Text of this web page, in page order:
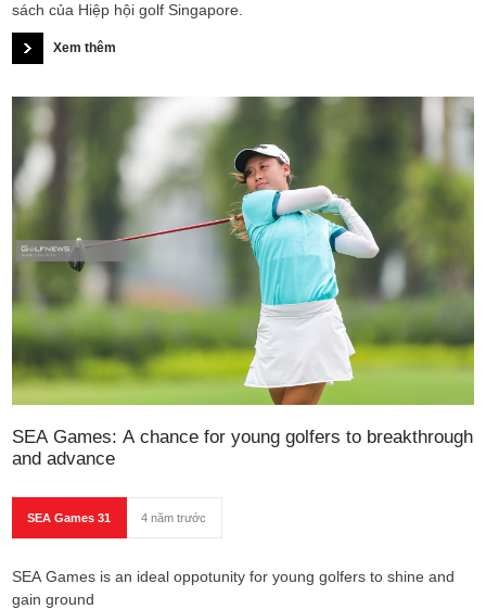
sách của Hiệp hội golf Singapore.
Xem thêm
SEA Games: A chance for young golfers to breakthrough
and advance
SEA Games 31 4 năm trước
SEA Games is an ideal oppotunity for young golfers to shine and
gain ground